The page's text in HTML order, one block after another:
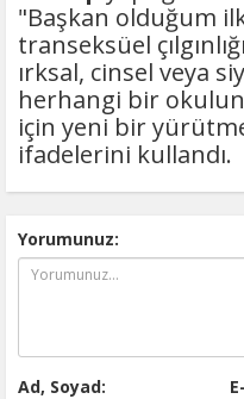
"Başkan olduğum
transeksüel
ırksal, cinsel veya
herhangi bir
için yeni bir
ifadelerini kullandı.
Yorumunuz:
Ad, Soyad: